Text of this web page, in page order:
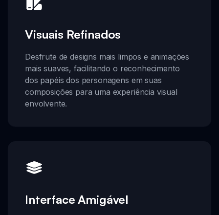
Visuais Refinados
Desfrute de designs mais limpos e animações
mais suaves, facilitando o reconhecimento
dos papéis dos personagens em suas
composições para uma experiência visual
envolvente.
Interface Amigável